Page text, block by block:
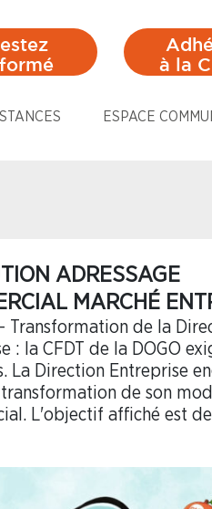
à la
ESPACE
ADRESSAGE
MARCHÉ
Transformation de la
: la CFDT de la DOGO
La Direction Entreprise
de son
L'objectif affiché est